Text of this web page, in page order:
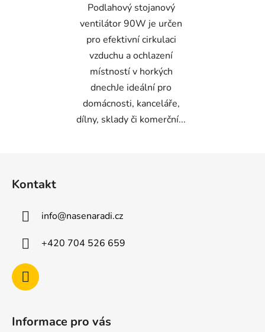
Podlahový stojanový
ventilátor 90W je určen
pro efektivní cirkulaci
vzduchu a ochlazení
místností v horkých
dnechJe ideální pro
domácnosti, kanceláře,
dílny, sklady či komerční...
Kontakt
info@nasenaradi.cz
+420 704 526 659
Informace pro vás